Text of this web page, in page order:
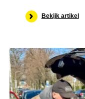
Bekijk artikel